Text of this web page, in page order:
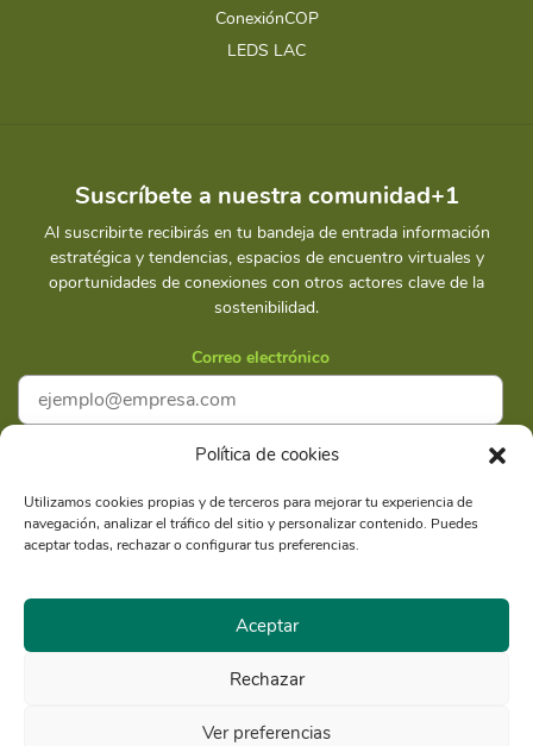
Política de cookies
Utilizamos cookies propias y de terceros para mejorar tu experiencia de
navegación, analizar el tráfico del sitio y personalizar contenido. Puedes
aceptar todas, rechazar o configurar tus preferencias.
Aceptar
Rechazar
Ver preferencias
ConexiónCOP
LEDS LAC
Suscríbete a nuestra comunidad+1
Al suscribirte recibirás en tu bandeja de entrada información
estratégica y tendencias, espacios de encuentro virtuales y
oportunidades de conexiones con otros actores clave de la
sostenibilidad.
Correo electrónico
Acepto laPolítica de privacidad
Suscríbete
Razón Social: Libélula Comunicación Ambiente y